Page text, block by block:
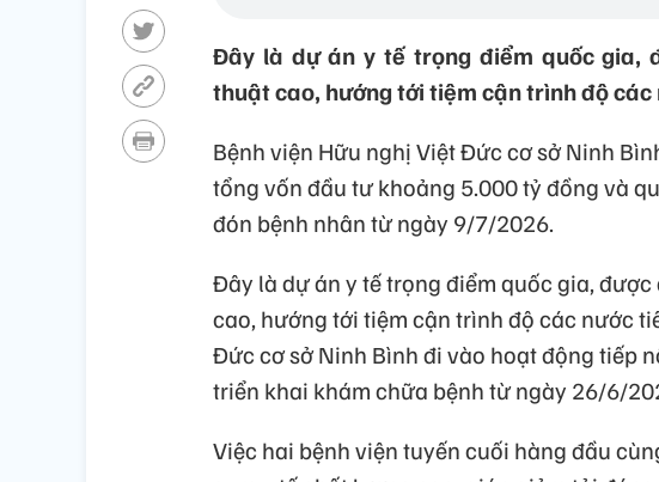
Đây là dự án y tế trọng điểm quốc gia,
thuật cao, hướng tới tiệm cận trình độ
Bệnh viện Hữu nghị Việt Đức cơ sở Ninh
tổng vốn đầu tư khoảng 5.000 tỷ đồng và
đón bệnh nhân từ ngày 9/7/2026.
Đây là dự án y tế trọng điểm quốc gia,
cao, hướng tới tiệm cận trình độ các nước
Đức cơ sở Ninh Bình đi vào hoạt động tiếp
triển khai khám chữa bệnh từ ngày 26/6/
Việc hai bệnh viện tuyến cuối hàng đầu